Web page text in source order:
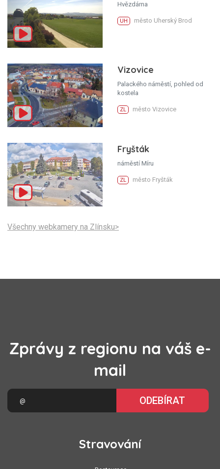
Hvězdárna
UH město Uherský Brod
Vizovice
Palackého náměstí, pohled od
kostela
ZL město Vizovice
Fryšták
náměstí Míru
ZL město Fryšták
Všechny webkamery na Zlínsku>
Zprávy z regionu na váš e-
mail
ODEBÍRAT
Stravování